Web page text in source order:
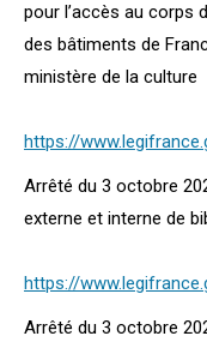
pour l’accès au corps
des bâtiments de
ministère de la culture
https://
Arrêté du 3 octobre
externe et interne de
https://
Arrêté du 3 octobre